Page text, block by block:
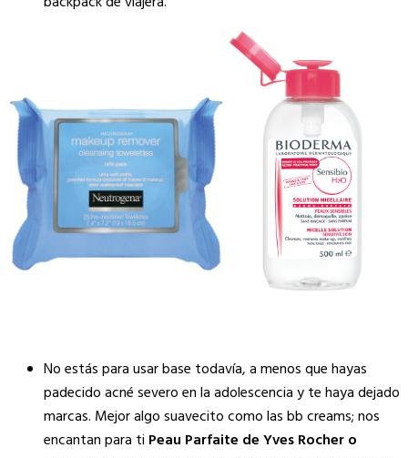
No estás para usar base todavía, a menos que hayas
padecido acné severo en la adolescencia y te haya dejado
marcas. Mejor algo suavecito como las bb creams; nos
encantan para ti Peau Parfaite de Yves Rocher o